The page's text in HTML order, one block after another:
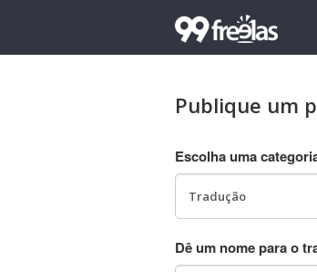
Publique um
Escolha uma
Dê um nome para o